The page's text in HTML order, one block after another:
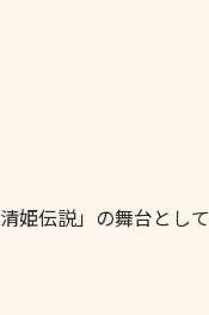
姫伝説」の舞台とし